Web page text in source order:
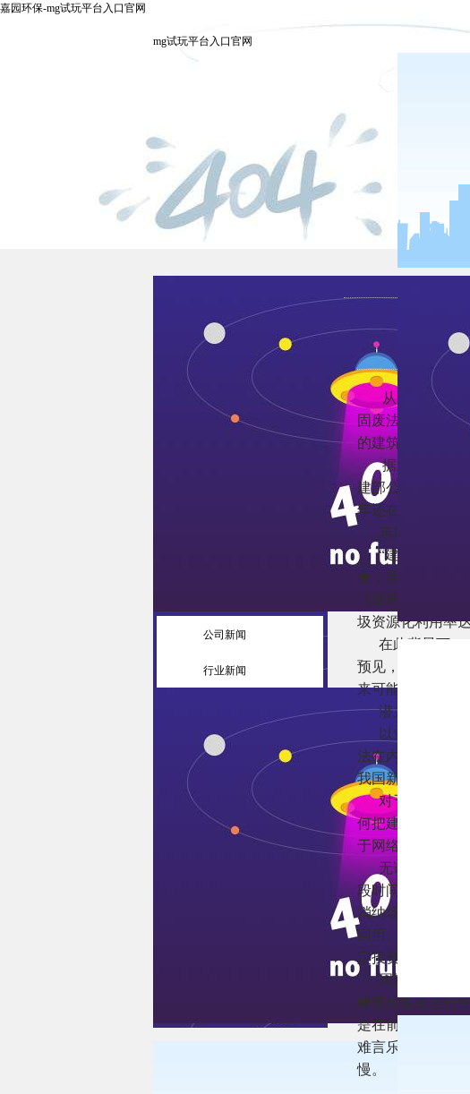
嘉园环保-mg试玩平台入口官网
mg试玩平台入口官网
公司新闻
行业新闻
从5年前起，涉
固废法中的“生
的建筑垃圾单位
据业内人士
建部公布的新规
年还在不断增加
东风已至
“建筑垃圾的
看，我国建筑垃
《循环发展引领
圾资源化利用率
在此背景下，
预见，建筑垃圾
来可能出现多家
潜力巨大
以业内普遍使
法在内的利好政
我国新产生建筑
对于建筑垃圾
何把建筑垃圾这
于网络刚性产品
无论是建筑垃
段时间内，我国
消纳场所。建筑
回用。目前政府
定投资的财政补贴
周期性、季节
建筑垃圾处理行
是在前端垃圾清
难言乐观。也正
慢。